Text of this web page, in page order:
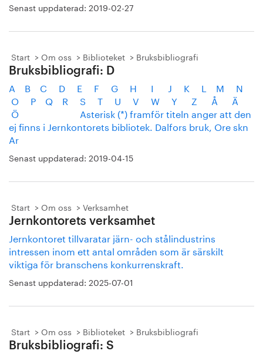
Senast uppdaterad: 2019-02-27
Start Om oss Biblioteket Bruksbibliografi
Bruksbibliografi: D
A B C D E F G H I J K L M N
O P Q R S T U V W Y Z Å Ä
Ö Asterisk (*) framför titeln anger att den
ej finns i Jernkontorets bibliotek. Dalfors bruk, Ore skn
Ar
Senast uppdaterad: 2019-04-15
Start Om oss Verksamhet
Jernkontorets verksamhet
Jernkontoret tillvaratar järn- och stålindustrins
intressen inom ett antal områden som är särskilt
viktiga för branschens konkurrenskraft.
Senast uppdaterad: 2025-07-01
Start Om oss Biblioteket Bruksbibliografi
Bruksbibliografi: S